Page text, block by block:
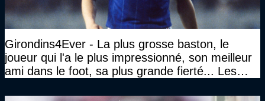
Girondins4Ever - La plus grosse baston, le
joueur qui l'a le plus impressionné, son meilleur
ami dans le foot, sa plus grande fierté... Les